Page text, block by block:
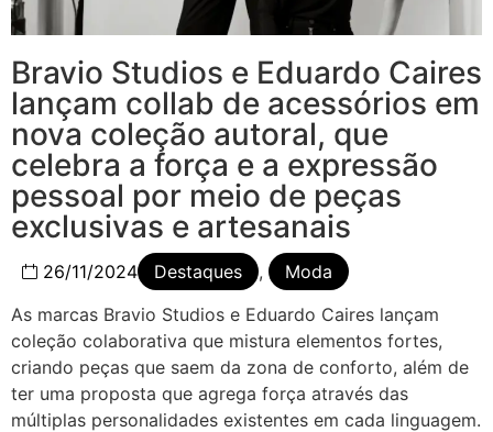
Bravio Studios e Eduardo Caires
lançam collab de acessórios em
nova coleção autoral, que
celebra a força e a expressão
pessoal por meio de peças
exclusivas e artesanais
26/11/2024 Destaques ,
Moda
As marcas Bravio Studios e Eduardo Caires lançam
coleção colaborativa que mistura elementos fortes,
criando peças que saem da zona de conforto, além de
ter uma proposta que agrega força através das
múltiplas personalidades existentes em cada linguagem.